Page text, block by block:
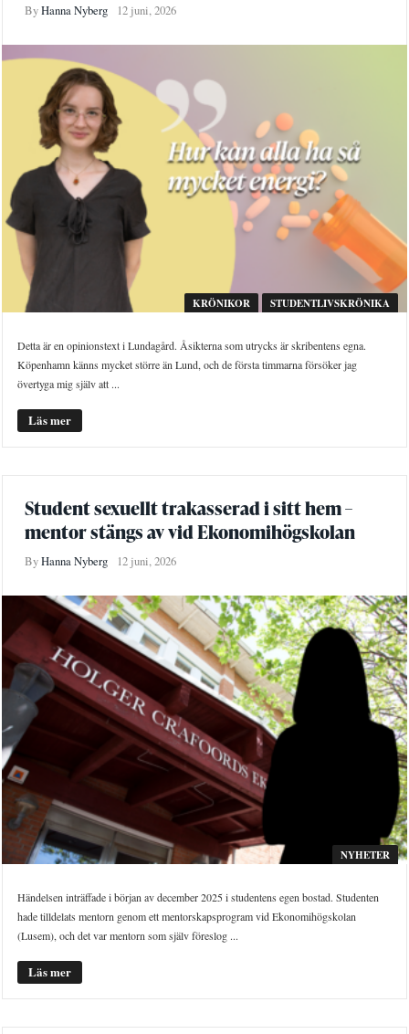
ByHanna Nyberg 12 juni, 2026
KRÖNIKOR STUDENTLIVSKRÖNIKA
Detta är en opinionstext i Lundagård. Åsikterna som utrycks är skribentens egna.
Köpenhamn känns mycket större än Lund, och de första timmarna försöker jag
övertyga mig själv att ...
Läs mer
Student sexuellt trakasserad i sitt hem –
mentor stängs av vid Ekonomihögskolan
ByHanna Nyberg 12 juni, 2026
NYHETER
Händelsen inträffade i början av december 2025 i studentens egen bostad. Studenten
hade tilldelats mentorn genom ett mentorskapsprogram vid Ekonomihögskolan
(Lusem), och det var mentorn som själv föreslog ...
Läs mer